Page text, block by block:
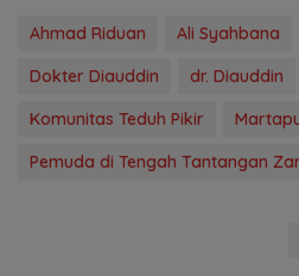
Ahmad Riduan Ali Syahbana
Dokter Diauddin
dr. Diauddin
Komunitas Teduh Pikir
Pemuda di Tengah Tantangan